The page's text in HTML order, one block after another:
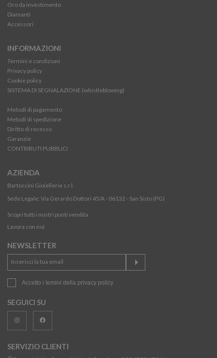
Oro da investimento
Diamanti
Accessori
INFORMAZIONI
Termini e condizioni
Privacy policy
Cookie policy
SISTEMA DI SEGNALAZIONE (whistleblowing)
Metodi di pagamento
Metodi di spedizione
Diritto di recesso
Garanzie
CONTRIBUTI PUBBLICI
AZIENDA
Bartoccini Gioiellerie s.r.l.
Sede Legale: Via Gerardo Dottori 45/A - 06132 - San Sisto (PG)
Scopri tutti i nostri punti vendita
Lavora con noi
NEWSLETTER
Accetto i temini della privacy policy
SEGUICI SU
SERVIZIO CLIENTI